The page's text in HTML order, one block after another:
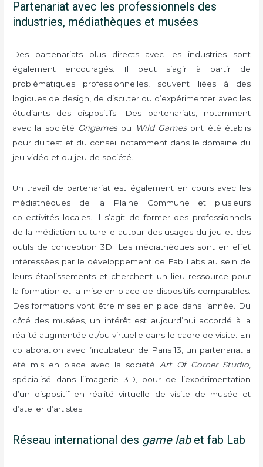
Partenariat avec les professionnels des
industries, médiathèques et musées
Des partenariats plus directs avec les industries sont
également encouragés. Il peut s’agir à partir de
problématiques professionnelles, souvent liées à des
logiques de design, de discuter ou d’expérimenter avec les
étudiants des dispositifs. Des partenariats, notamment
avec la société Origamesou Wild Gamesont été établis
pour du test et du conseil notamment dans le domaine du
jeu vidéo et du jeu de société.
Un travail de partenariat est également en cours avec les
médiathèques de la Plaine Commune et plusieurs
collectivités locales. Il s’agit de former des professionnels
de la médiation culturelle autour des usages du jeu et des
outils de conception 3D. Les médiathèques sont en effet
intéressées par le développement de Fab Labs au sein de
leurs établissements et cherchent un lieu ressource pour
la formation et la mise en place de dispositifs comparables.
Des formations vont être mises en place dans l’année. Du
côté des musées, un intérêt est aujourd’hui accordé à la
réalité augmentée et/ou virtuelle dans le cadre de visite. En
collaboration avec l’incubateur de Paris 13, un partenariat a
été mis en place avec la société Art Of Corner Studio,
spécialisé dans l’imagerie 3D, pour de l’expérimentation
d’un dispositif en réalité virtuelle de visite de musée et
d’atelier d’artistes.
Réseau international des game labet fab Lab